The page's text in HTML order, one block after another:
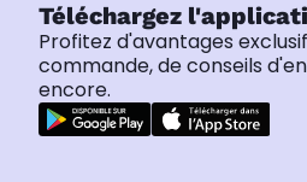
Téléchargez
Profitez d'avantages
commande, de conseils
encore.